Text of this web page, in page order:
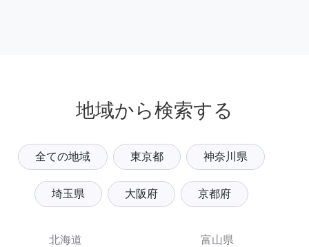
地域から検索する
全ての地域 東京都 神奈川県
埼玉県 大阪府 京都府
北海道
富山県